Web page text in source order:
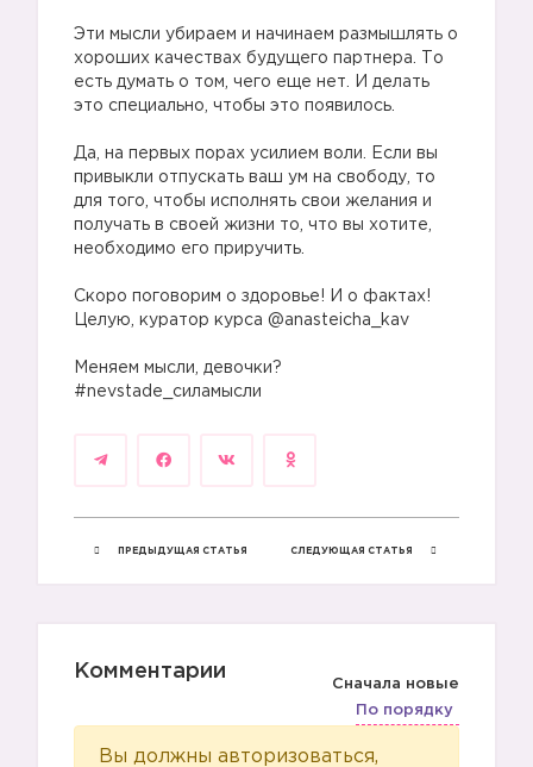
Эти мысли убираем и начинаем размышлять о
хороших качествах будущего партнера. То
есть думать о том, чего еще нет. И делать
это специально, чтобы это появилось.
Да, на первых порах усилием воли. Если вы
привыкли отпускать ваш ум на свободу, то
для того, чтобы исполнять свои желания и
получать в своей жизни то, что вы хотите,
необходимо его приручить.
Скоро поговорим о здоровье! И о фактах!
Целую, куратор курса @anasteicha_kav
Меняем мысли, девочки?
#nevstade_силамысли
ПРЕДЫДУЩАЯ СТАТЬЯ СЛЕДУЮЩАЯ СТАТЬЯ
Комментарии
Сначала новые
По порядку
Вы должны авторизоваться,